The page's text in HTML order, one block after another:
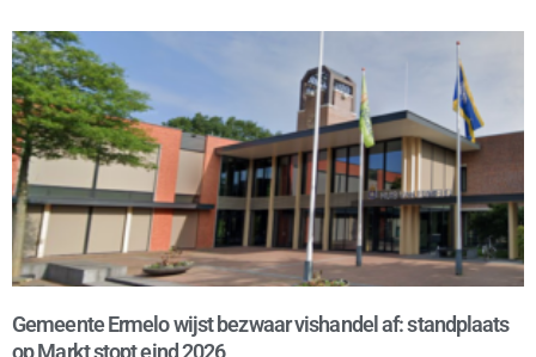
Gemeente Ermelo wijst bezwaar vishandel af: standplaats